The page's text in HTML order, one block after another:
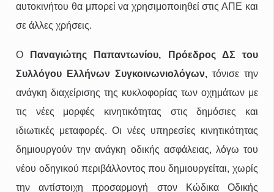
αυτοκινήτου θα μπορεί να χρησιμοποιηθεί στις ΑΠΕ και
σε άλλες χρήσεις.
Ο
Παναγιώτης Παπαντωνίου, Πρόεδρος ΔΣ του
Συλλόγου Ελλήνων Συγκοινωνιολόγων, τόνισε την
ανάγκη διαχείρισης της κυκλοφορίας των οχημάτων με
τις νέες μορφές κινητικότητας στις δημόσιες και
ιδιωτικές μεταφορές. Οι νέες υπηρεσίες κινητικότητας
δημιουργούν την ανάγκη οδικής ασφάλειας, λόγω του
νέου οδηγικού περιβάλλοντος που δημιουργείται, χωρίς
την αντίστοιχη προσαρμογή στον Κώδικα Οδικής